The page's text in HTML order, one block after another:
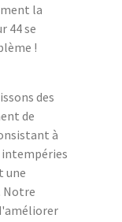
la
44 se
!
des
de
à
une
Notre